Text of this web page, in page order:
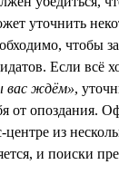
уточнить
чтобы
Если всё
вас ждём»,
от опоздания.
центре из
и поиски